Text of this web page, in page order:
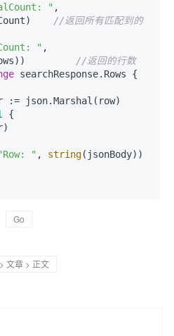
" ,
//返回所有匹配到的
"
//返回的行数
{
" , string(jsonBody))
Go
> 文章 > 正文